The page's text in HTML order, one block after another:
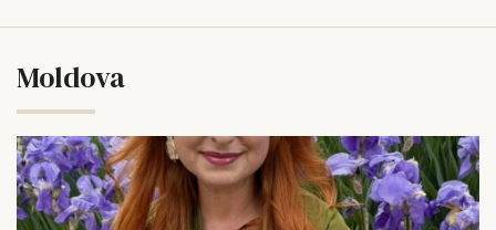
Moldova